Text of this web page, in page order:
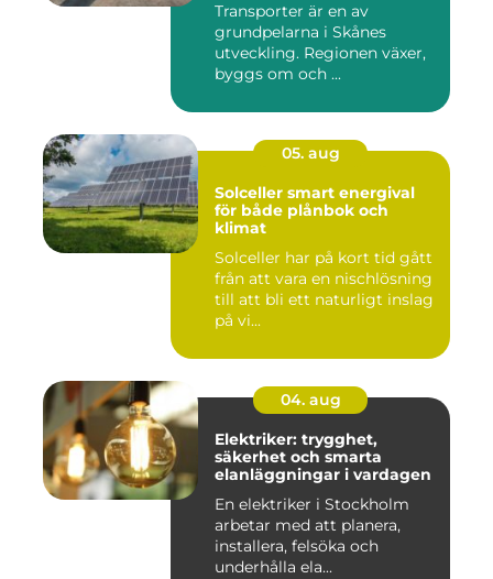
Transporter är en av
grundpelarna i Skånes
utveckling. Regionen växer,
byggs om och ...
05. aug
Solceller smart energival
för både plånbok och
klimat
Solceller har på kort tid gått
från att vara en nischlösning
till att bli ett naturligt inslag
på vi...
04. aug
Elektriker: trygghet,
säkerhet och smarta
elanläggningar i vardagen
En elektriker i Stockholm
arbetar med att planera,
installera, felsöka och
underhålla ela...